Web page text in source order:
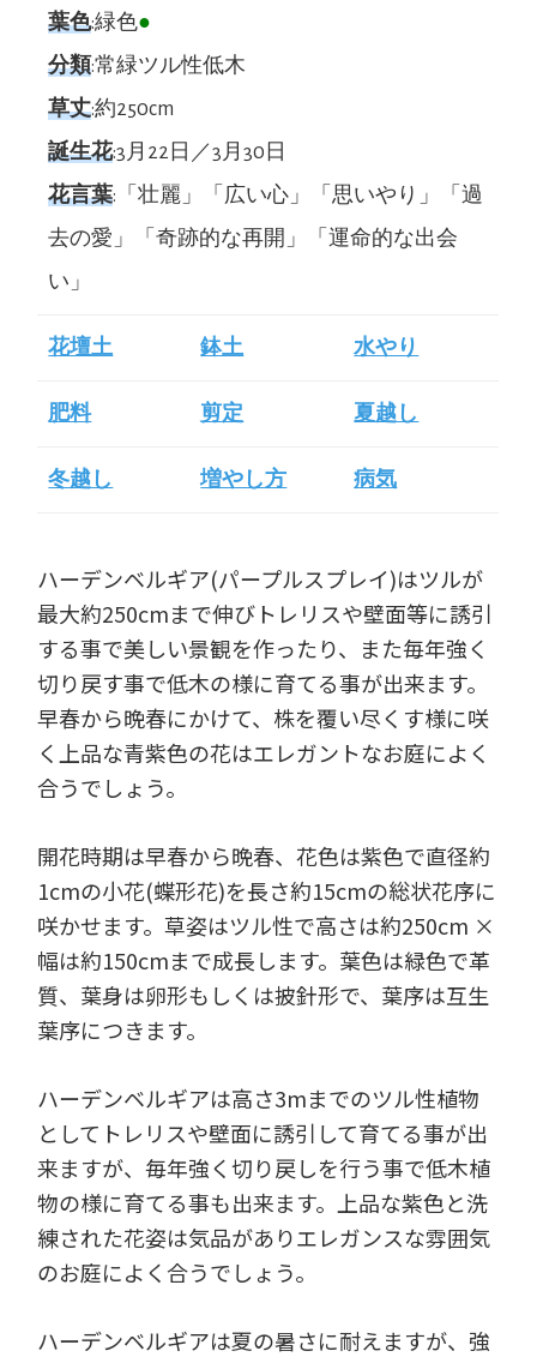
葉色:緑色●
分類:常緑ツル性低木
草丈:約250cm
誕生花:3月22日／3月30日
花言葉:「壮麗」「広い心」「思いやり」「過
去の愛」「奇跡的な再開」「運命的な出会
い」
花壇土 鉢土 水やり
肥料 剪定 夏越し
冬越し 増やし方 病気
ハーデンベルギア(パープルスプレイ)はツルが
最大約250cmまで伸びトレリスや壁面等に誘引
する事で美しい景観を作ったり、また毎年強く
切り戻す事で低木の様に育てる事が出来ます。
早春から晩春にかけて、株を覆い尽くす様に咲
く上品な青紫色の花はエレガントなお庭によく
合うでしょう。
開花時期は早春から晩春、花色は紫色で直径約
1cmの小花(蝶形花)を長さ約15cmの総状花序に
咲かせます。草姿はツル性で高さは約250cm ×
幅は約150cmまで成長します。葉色は緑色で革
質、葉身は卵形もしくは披針形で、葉序は互生
葉序につきます。
ハーデンベルギアは高さ3mまでのツル性植物
としてトレリスや壁面に誘引して育てる事が出
来ますが、毎年強く切り戻しを行う事で低木植
物の様に育てる事も出来ます。上品な紫色と洗
練された花姿は気品がありエレガンスな雰囲気
のお庭によく合うでしょう。
ハーデンベルギアは夏の暑さに耐えますが、強